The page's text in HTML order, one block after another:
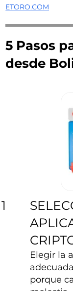
ETORO.COM
5 Pasos
desde
1
Elegir la
porque